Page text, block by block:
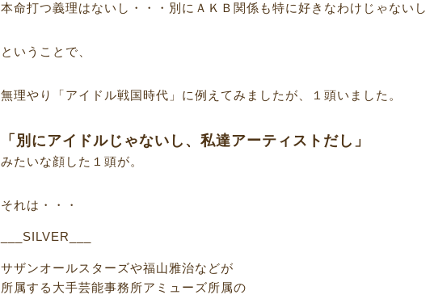
本命打つ義理はないし・・・別にＡＫＢ関係も特に好きなわけじゃない
ということで、
無理やり「アイドル戦国時代」に例えてみましたが、１頭いました。
「別にアイドルじゃないし、私達アーティストだし」
みたいな顔した１頭が。
それは・・・
___SILVER___
サザンオールスターズや福山雅治などが
所属する大手芸能事務所アミューズ所属の